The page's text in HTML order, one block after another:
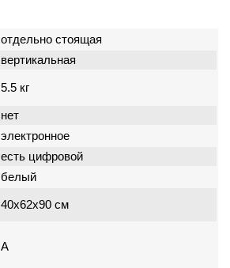
отдельно стоящая
вертикальная
5.5 кг
нет
электронное
есть цифровой
белый
40x62x90 см
A